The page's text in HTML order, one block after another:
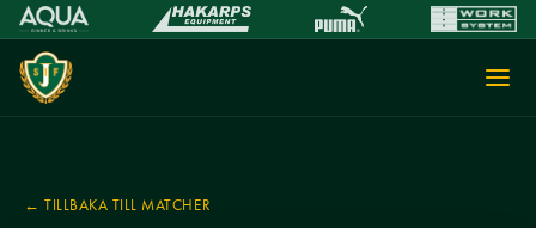
← TILLBAKA TILL MATCHER